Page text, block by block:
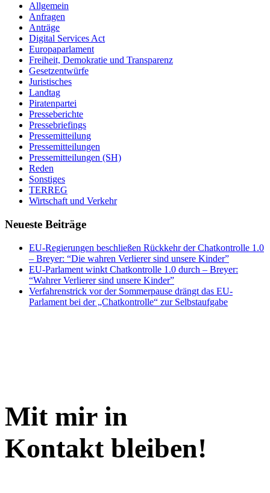
Allgemein
Anfragen
Anträge
Digital Services Act
Europaparlament
Freiheit, Demokratie und Transparenz
Gesetzentwürfe
Juristisches
Landtag
Piratenpartei
Presseberichte
Pressebriefings
Pressemitteilung
Pressemitteilungen
Pressemitteilungen (SH)
Reden
Sonstiges
TERREG
Wirtschaft und Verkehr
Neueste Beiträge
EU-Regierungen beschließen Rückkehr der Chatkontrolle 1.0
– Breyer: “Die wahren Verlierer sind unsere Kinder”
EU-Parlament winkt Chatkontrolle 1.0 durch – Breyer:
“Wahrer Verlierer sind unsere Kinder”
Verfahrenstrick vor der Sommerpause drängt das EU-
Parlament bei der „Chatkontrolle“ zur Selbstaufgabe
Mit mir in
Kontakt bleiben!